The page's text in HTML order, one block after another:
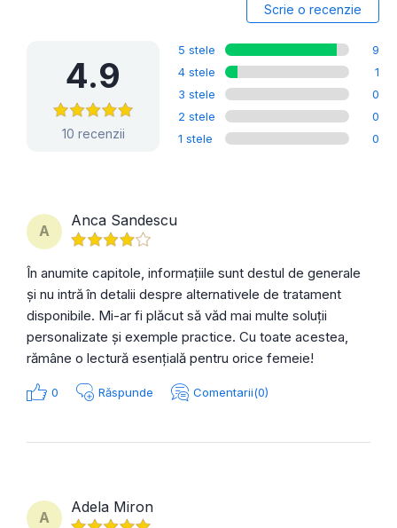
Scrie o recenzie
4.9
10 recenzii
5 stele
9
4 stele
1
3 stele
0
2 stele
0
1 stele
0
A
Anca Sandescu
În anumite capitole, informațiile sunt destul de generale
și nu intră în detalii despre alternativele de tratament
disponibile. Mi-ar fi plăcut să văd mai multe soluții
personalizate și exemple practice. Cu toate acestea,
rămâne o lectură esențială pentru orice femeie!
0 Răspunde Comentarii(0)
A
Adela Miron